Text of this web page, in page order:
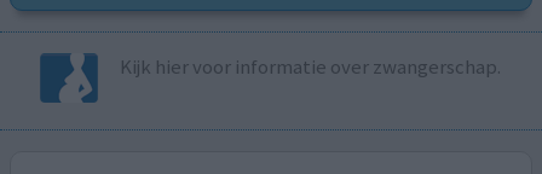
Kijk hier voor informatie over zwangerschap.